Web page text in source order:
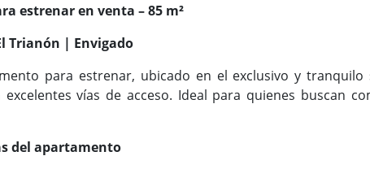
estrenar en venta – 85 m²
Trianón | Envigado
para estrenar, ubicado en el exclusivo y
excelentes vías de acceso. Ideal para quienes buscan
del apartamento